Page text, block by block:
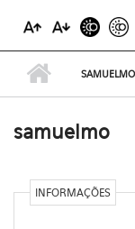
SAMUELMO
samuelmo
INFORMAÇÕES